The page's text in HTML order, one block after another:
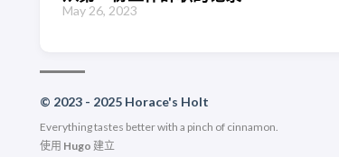
May 26, 2023
© 2023 - 2025 Horace's Holt
Everything tastes better with a pinch of cinnamon.
使用 Hugo 建立